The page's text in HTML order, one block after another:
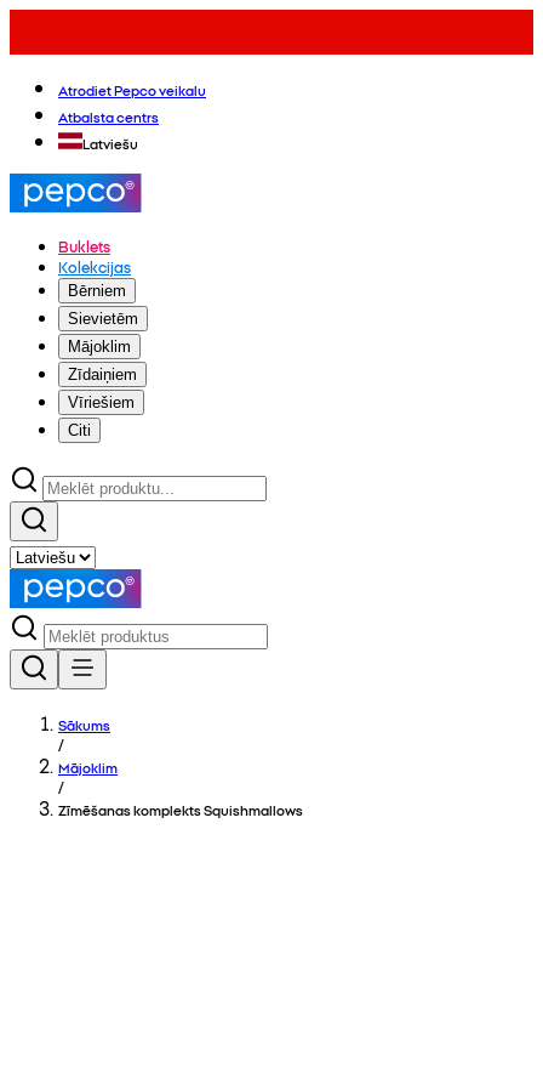
Atrodiet Pepco veikalu
Atbalsta centrs
Latviešu
Buklets
Kolekcijas
Bērniem
Sievietēm
Mājoklim
Zīdaiņiem
Vīriešiem
Citi
Sākums
/
Mājoklim
/
Zīmēšanas komplekts Squishmallows